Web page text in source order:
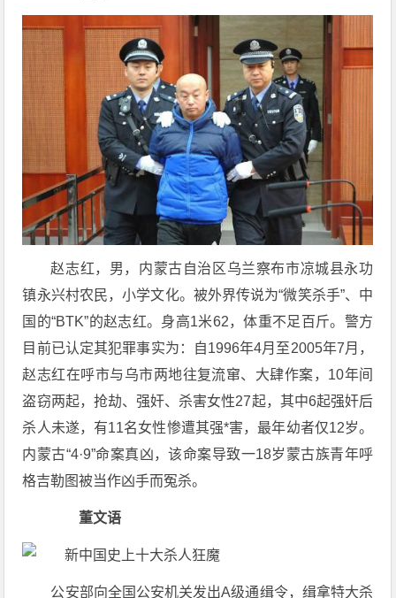
赵志红，男，内蒙古自治区乌兰察布市凉城县永功
镇永兴村农民，小学文化。被外界传说为“微笑杀手”、中
国的“BTK”的赵志红。身高1米62，体重不足百斤。警方
目前已认定其犯罪事实为：自1996年4月至2005年7月，
赵志红在呼市与乌市两地往复流窜、大肆作案，10年间
盗窃两起，抢劫、强奸、杀害女性27起，其中6起强奸后
杀人未遂，有11名女性惨遭其强*害，最年幼者仅12岁。
内蒙古“4·9”命案真凶，该命案导致一18岁蒙古族青年呼
格吉勒图被当作凶手而冤杀。
董文语
公安部向全国公安机关发出A级通缉令，缉拿特大杀